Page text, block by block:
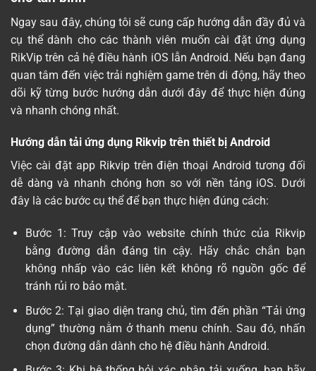
Ngay sau đây, chúng tôi sẽ cung cấp hướng dẫn đầy đủ và
cụ thể dành cho các thành viên muốn cài đặt ứng dụng
RikVip trên cả hệ điều hành iOS lẫn Android. Nếu bạn đang
quan tâm đến việc trải nghiệm game trên di động, hãy theo
dõi kỹ từng bước hướng dẫn dưới đây để thực hiện đúng
và nhanh chóng nhất.
Hướng dẫn tải ứng dụng Rikvip trên thiết bị Android
Việc cài đặt app Rikvip trên điện thoại Android tương đối
dễ dàng và nhanh chóng hơn so với nền tảng iOS. Dưới
đây là các bước cụ thể để bạn thực hiện đúng cách:
Bước 1: Truy cập vào website chính thức của Rikvip
bằng đường dẫn đáng tin cậy. Hãy chắc chắn bạn
không nhấp vào các liên kết không rõ nguồn gốc để
tránh rủi ro bảo mật.
Bước 2: Tại giao diện trang chủ, tìm đến phần “Tải ứng
dụng” thường nằm ở thanh menu chính. Sau đó, nhấn
chọn đường dẫn dành cho hệ điều hành Android.